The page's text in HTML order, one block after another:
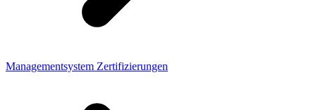
Managementsystem Zertifizierungen